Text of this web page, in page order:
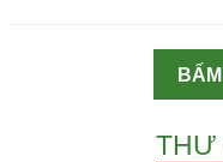
THƯ